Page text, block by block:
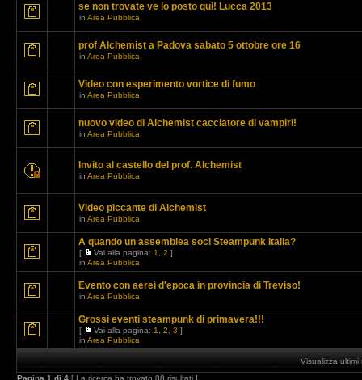
se non trovate ve lo posto qui! Lucca 2013
in Area Pubblica
prof Alchemist a Padova sabato 5 ottobre ore 16
in Area Pubblica
Video con esperimento vortice di fumo
in Area Pubblica
nuovo video di Alchemist cacciatore di vampiri!
in Area Pubblica
Invito al castello del prof. Alchemist
in Area Pubblica
Video piccante di Alchemist
in Area Pubblica
A quando un assemblea soci Steampunk Italia?
[ Vai alla pagina: 1 2 ]
in Area Pubblica
Evento con aerei d'epoca in provincia di Treviso!
in Area Pubblica
Grossi eventi steampunk di primavera!!!
[ Vai alla pagina: 1 2 3 ]
in Area Pubblica
Visualizza ultimi
Pagina 1 di 4 [ La ricerca ha trovato 88 risultati ]